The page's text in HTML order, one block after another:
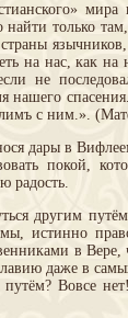
только
на нас, как на
не
нашего
с ним.».
дары в
покой,
радость.
другим
истинно
в Вере,
даже в
Вовсе